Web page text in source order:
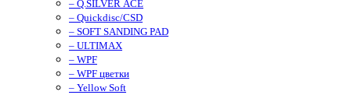
– Q.SILVER ACE
– Quickdisc/CSD
– SOFT SANDING PAD
– ULTIMAX
– WPF
– WPF цветки
– Yellow Soft